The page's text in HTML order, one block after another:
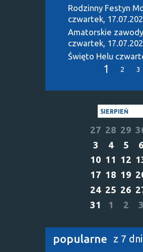
Rodzinny Festyn
czwartek,
Amatorskie
czwartek,
Święto Helu
1 2 3
SIERPIEŃ
27 28 29
3
4 5 6
10 11 12
17 18 19
24 25 26
31
1 2 3
popularne z 7 dni